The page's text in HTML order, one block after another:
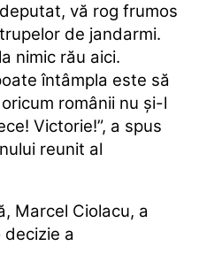
vă rog frumos
de jandarmi.
nimic rău aici.
întâmpla este să
românii nu şi-l
Victorie!”, a spus
reunit al
Marcel Ciolacu, a
a